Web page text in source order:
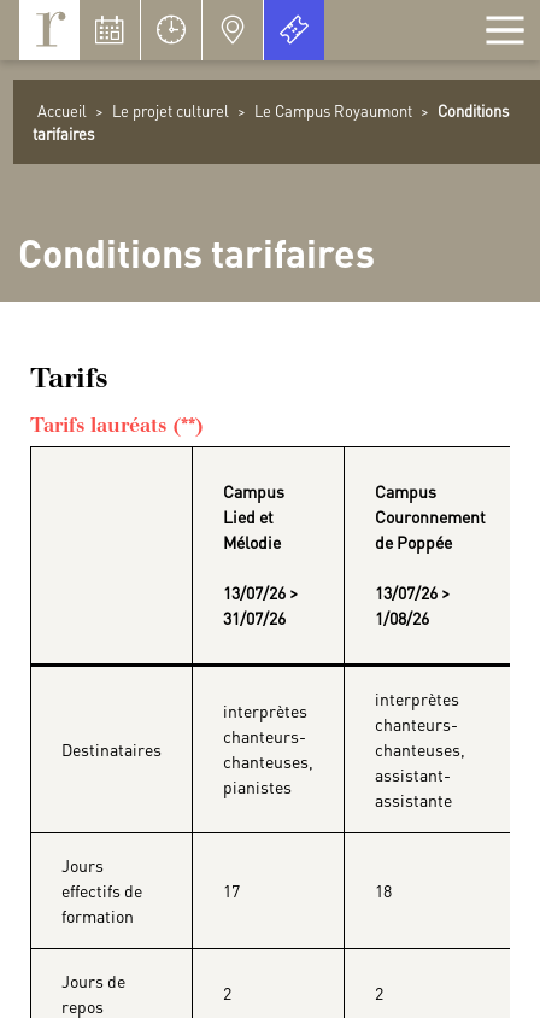
Accueil > Le projet culturel > Le Campus Royaumont > Conditions
tarifaires
Conditions tarifaires
Tarifs
Tarifs lauréats (**)
Campus
Lied et
Mélodie
13/07/26 >
31/07/26
Campus
Couronnement
de Poppée
13/07/26 >
1/08/26
Destinataires
interprètes
chanteurs-
chanteuses,
pianistes
interprètes
chanteurs-
chanteuses,
assistant-
assistante
Jours
effectifs de
formation
17 18
Jours de
repos
2 2
Panneau de gestion des cookies